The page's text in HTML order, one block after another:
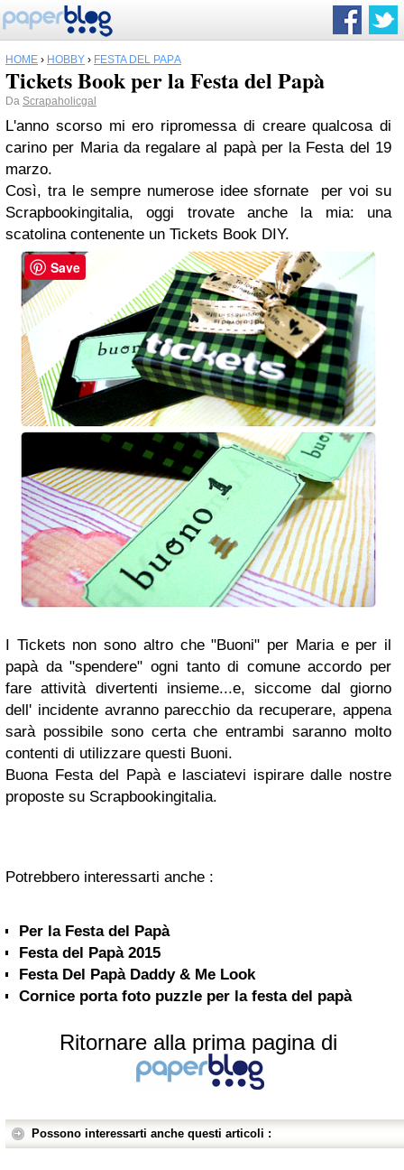
HOME › HOBBY › FESTA DEL PAPÀ
Tickets Book per la Festa del Papà
Da Scrapaholicgal
L'anno scorso mi ero ripromessa di creare qualcosa di
carino per Maria da regalare al papà per la Festa del 19
marzo.
Così, tra le sempre numerose idee sfornate per voi su
Scrapbookingitalia, oggi trovate anche la mia: una
scatolina contenente un Tickets Book DIY.
I Tickets non sono altro che "Buoni" per Maria e per il
papà da "spendere" ogni tanto di comune accordo per
fare attività divertenti insieme...e, siccome dal giorno
dell' incidente avranno parecchio da recuperare, appena
sarà possibile sono certa che entrambi saranno molto
contenti di utilizzare questi Buoni.
Buona Festa del Papà e lasciatevi ispirare dalle nostre
proposte su Scrapbookingitalia.
Potrebbero interessarti anche :
Per la Festa del Papà
Festa del Papà 2015
Festa Del Papà Daddy & Me Look
Cornice porta foto puzzle per la festa del papà
Ritornare alla prima pagina di
Possono interessarti anche questi articoli :
Save